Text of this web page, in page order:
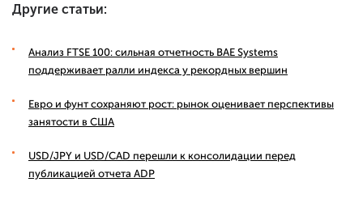
Другие статьи:
Анализ FTSE 100: сильная отчетность BAE Systems
поддерживает ралли индекса у рекордных вершин
Евро и фунт сохраняют рост: рынок оценивает перспективы
занятости в США
USD/JPY и USD/CAD перешли к консолидации перед
публикацией отчета ADP